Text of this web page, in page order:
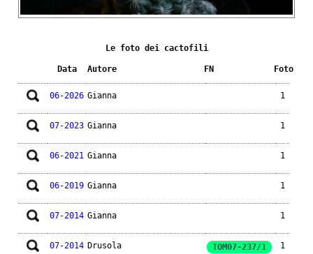
Le foto dei cactofili
Data Autore FN Foto
06-2026 Gianna 1
07-2023 Gianna 1
06-2021 Gianna 1
06-2019 Gianna 1
07-2014 Gianna 1
07-2014 Drusola TOM07-237/1 1